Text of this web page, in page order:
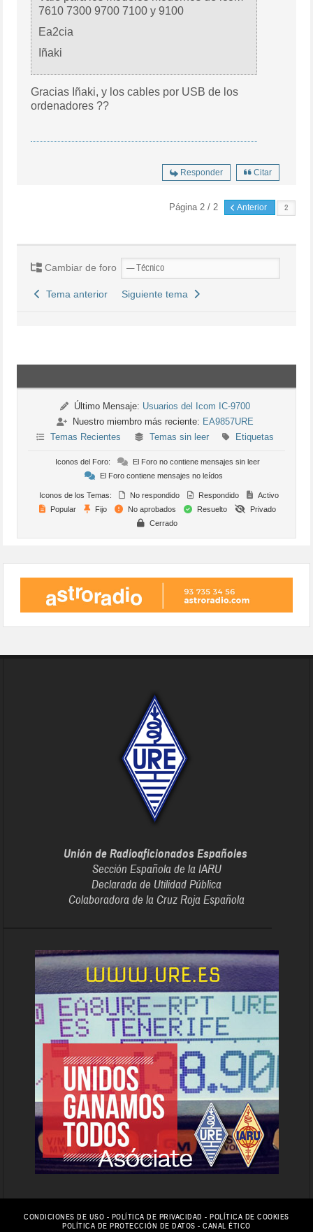
7610 7300 9700 7100 y 9100
Ea2cia
Iñaki
Gracias Iñaki, y los cables por USB de los
ordenadores ??
Responder Citar
Página 2 / 2 Anterior
Cambiar de foro
Tema anterior Siguiente tema
Último Mensaje: Usuarios del Icom IC-9700
Nuestro miembro más reciente: EA9857URE
Temas Recientes
Temas sin leer Etiquetas
Iconos del Foro:
El Foro no contiene mensajes sin leer
El Foro contiene mensajes no leídos
Iconos de los Temas: No respondido Respondido
Activo
Popular
Fijo No aprobados Resuelto
Privado
Cerrado
Unión de Radioaficionados Españoles
Sección Española de la IARU
Declarada de Utilidad Pública
Colaboradora de la Cruz Roja Española
CONDICIONES DE USO - POLÍTICA DE PRIVACIDAD -POLÍTICA DE COOKIES
POLÍTICA DE PROTECCIÓN DE DATOS -CANAL ÉTICO